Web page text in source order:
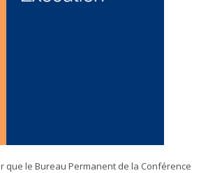
que le Bureau Permanent de la Conférence